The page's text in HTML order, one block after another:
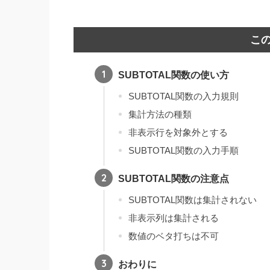
こ
SUBTOTAL関数の使い方
SUBTOTAL関数の入力規則
集計方法の種類
非表示行を対象外とする
SUBTOTAL関数の入力手順
SUBTOTAL関数の注意点
SUBTOTAL関数は集計されない
非表示列は集計される
数値のベタ打ちは不可
おわりに